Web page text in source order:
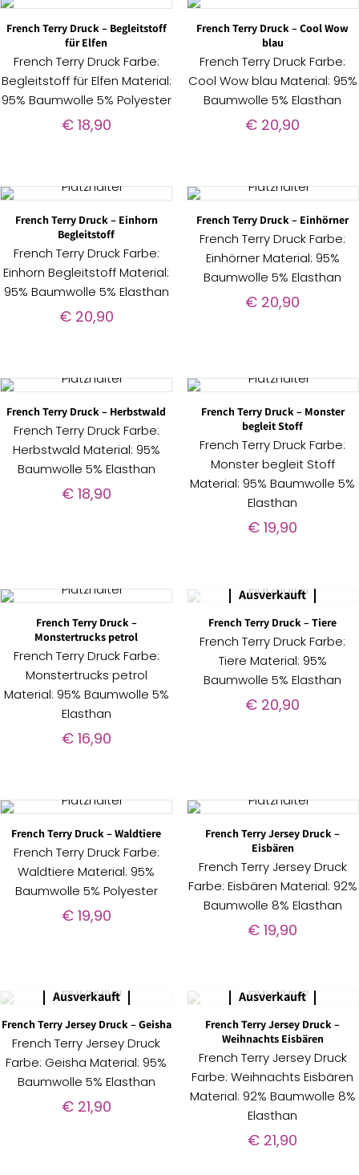
French Terry Druck – Begleitstoff
für Elfen
French Terry Druck Farbe:
Begleitstoff für Elfen Material:
95% Baumwolle 5% Polyester
€18,90
French Terry Druck – Cool Wow
blau
French Terry Druck Farbe:
Cool Wow blau Material: 95%
Baumwolle 5% Elasthan
€ 20,90
French Terry Druck – Einhorn
Begleitstoff
French Terry Druck Farbe:
Einhorn Begleitstoff Material:
95% Baumwolle 5% Elasthan
€20,90
French Terry Druck – Einhörner
French Terry Druck Farbe:
Einhörner Material: 95%
Baumwolle 5% Elasthan
€ 20,90
French Terry Druck – Herbstwald
French Terry Druck Farbe:
Herbstwald Material: 95%
Baumwolle 5% Elasthan
€18,90
French Terry Druck – Monster
begleit Stoff
French Terry Druck Farbe:
Monster begleit Stoff
Material: 95% Baumwolle 5%
Elasthan
€ 19,90
French Terry Druck –
Monstertrucks petrol
French Terry Druck Farbe:
Monstertrucks petrol
Material: 95% Baumwolle 5%
Elasthan
€16,90
Ausverkauft
French Terry Druck – Tiere
French Terry Druck Farbe:
Tiere Material: 95%
Baumwolle 5% Elasthan
€ 20,90
French Terry Druck – Waldtiere
French Terry Druck Farbe:
Waldtiere Material: 95%
Baumwolle 5% Polyester
€19,90
French Terry Jersey Druck –
Eisbären
French Terry Jersey Druck
Farbe: Eisbären Material: 92%
Baumwolle 8% Elasthan
€ 19,90
Ausverkauft
French Terry Jersey Druck – Geisha
French Terry Jersey Druck
Farbe: Geisha Material: 95%
Baumwolle 5% Elasthan
€21,90
Ausverkauft
French Terry Jersey Druck –
Weihnachts Eisbären
French Terry Jersey Druck
Farbe: Weihnachts Eisbären
Material: 92% Baumwolle 8%
Elasthan
€ 21,90